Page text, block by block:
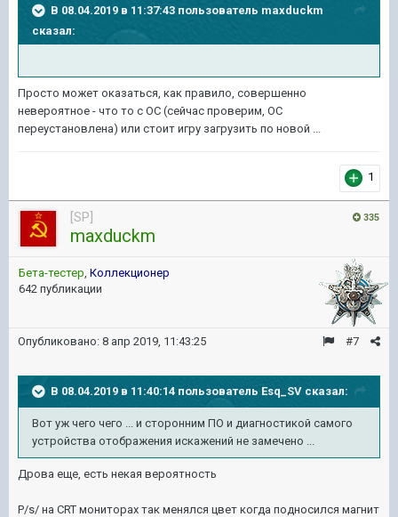
В 08.04.2019 в 11:37:43 пользователь maxduckm
сказал:
Просто может оказаться, как правило, совершенно
невероятное - что то с ОС (сейчас проверим, ОС
переустановлена) или стоит игру загрузить по новой ...
1
335
[SP]
maxduckm
Бета-тестер Коллекционер
642 публикации
#7
Опубликовано: 8 апр 2019, 11:43:25
В 08.04.2019 в 11:40:14 пользователь Esq_SV сказал:
Вот уж чего чего ... и сторонним ПО и диагностикой самого
устройства отображения искажений не замечено ...
Дрова еще, есть некая вероятность
P/s/ на CRT мониторах так менялся цвет когда подносился магнит